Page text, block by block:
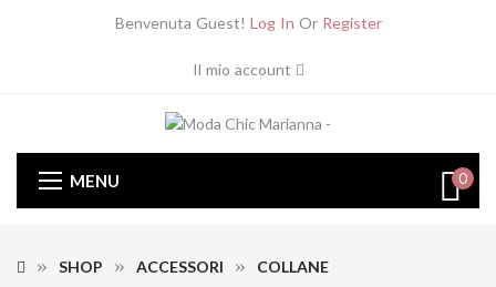
Benvenuta Guest! Log In Or Register
Il mio account
MENU 0
SHOP ACCESSORI
COLLANE